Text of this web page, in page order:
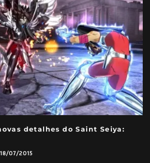
detalhes do Saint Seiya:
18/07/2015